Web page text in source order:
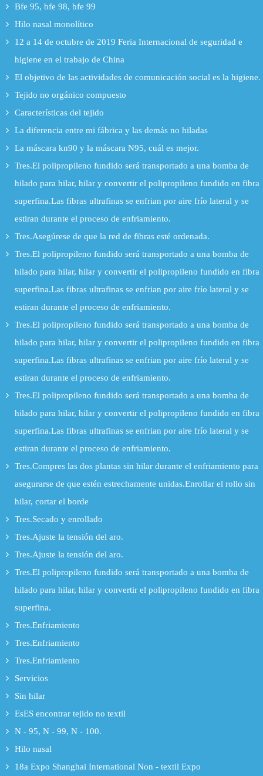
Bfe 95, bfe 98, bfe 99
Hilo nasal monolítico
12 a 14 de octubre de 2019 Feria Internacional de seguridad e
higiene en el trabajo de China
El objetivo de las actividades de comunicación social es la higiene.
Tejido no orgánico compuesto
Características del tejido
La diferencia entre mi fábrica y las demás no hiladas
La máscara kn90 y la máscara N95, cuál es mejor.
Tres.El polipropileno fundido será transportado a una bomba de
hilado para hilar, hilar y convertir el polipropileno fundido en fibra
superfina.Las fibras ultrafinas se enfrian por aire frío lateral y se
estiran durante el proceso de enfriamiento.
Tres.Asegúrese de que la red de fibras esté ordenada.
Tres.El polipropileno fundido será transportado a una bomba de
hilado para hilar, hilar y convertir el polipropileno fundido en fibra
superfina.Las fibras ultrafinas se enfrian por aire frío lateral y se
estiran durante el proceso de enfriamiento.
Tres.El polipropileno fundido será transportado a una bomba de
hilado para hilar, hilar y convertir el polipropileno fundido en fibra
superfina.Las fibras ultrafinas se enfrian por aire frío lateral y se
estiran durante el proceso de enfriamiento.
Tres.El polipropileno fundido será transportado a una bomba de
hilado para hilar, hilar y convertir el polipropileno fundido en fibra
superfina.Las fibras ultrafinas se enfrian por aire frío lateral y se
estiran durante el proceso de enfriamiento.
Tres.Compres las dos plantas sin hilar durante el enfriamiento para
asegurarse de que estén estrechamente unidas.Enrollar el rollo sin
hilar, cortar el borde
Tres.Secado y enrollado
Tres.Ajuste la tensión del aro.
Tres.Ajuste la tensión del aro.
Tres.El polipropileno fundido será transportado a una bomba de
hilado para hilar, hilar y convertir el polipropileno fundido en fibra
superfina.
Tres.Enfriamiento
Tres.Enfriamiento
Tres.Enfriamiento
Servicios
Sin hilar
EsES encontrar tejido no textil
N - 95, N - 99, N - 100.
Hilo nasal
18a Expo Shanghai International Non - textil Expo